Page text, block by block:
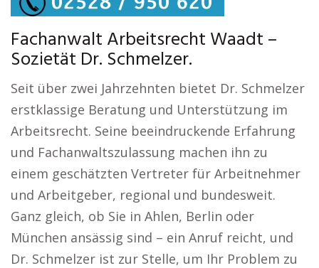
Fachanwalt Arbeitsrecht Waadt –
Sozietät Dr. Schmelzer.
Seit über zwei Jahrzehnten bietet Dr. Schmelzer
erstklassige Beratung und Unterstützung im
Arbeitsrecht. Seine beeindruckende Erfahrung
und Fachanwaltszulassung machen ihn zu
einem geschätzten Vertreter für Arbeitnehmer
und Arbeitgeber, regional und bundesweit.
Ganz gleich, ob Sie in Ahlen, Berlin oder
München ansässig sind – ein Anruf reicht, und
Dr. Schmelzer ist zur Stelle, um Ihr Problem zu